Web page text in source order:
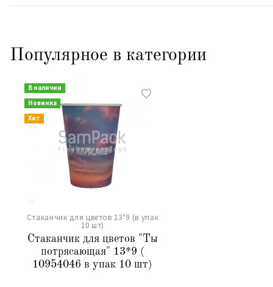
Популярное в категории
В наличии
Новинка
Хит
Стаканчик для цветов 13*9 (в упак
10 шт)
Стаканчик для цветов "Ты
потрясающая" 13*9 (
10954046 в упак 10 шт)